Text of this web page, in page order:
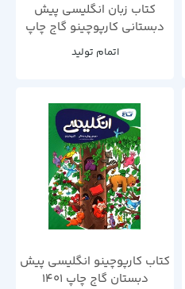
کتاب زبان انگلیسی پیش
دبستانی کارپوچینو گاج چاپ
1403
اتمام تولید
کتاب کارپوچینو انگلیسی پیش
دبستان گاج چاپ 1401